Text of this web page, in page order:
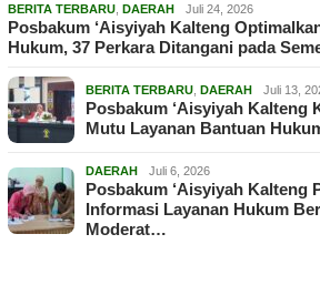
BERITA TERBARU DAERAH Juli 24, 2026
Posbakum ‘Aisyiyah Kalteng
Hukum, 37 Perkara Ditangani pada
BERITA TERBARU DAERAH Juli 13,
Posbakum ‘Aisyiyah Kalteng
Mutu Layanan Bantuan
DAERAH Juli 6, 2026
Posbakum ‘Aisyiyah Kalteng
Informasi Layanan Hukum
Moderat…